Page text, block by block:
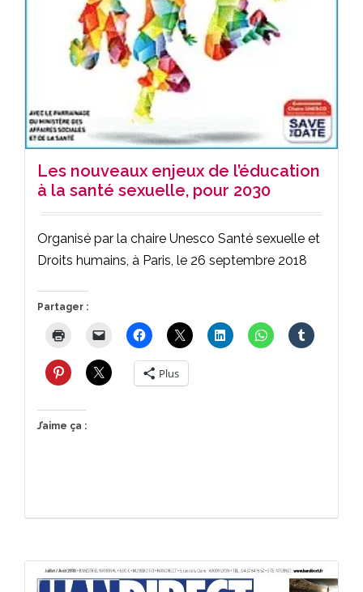
Les nouveaux enjeux de l’éducation
à la santé sexuelle, pour 2030
Organisé par la chaire Unesco Santé sexuelle et
Droits humains, à Paris, le 26 septembre 2018
Partager :
Plus
J’aime ça :